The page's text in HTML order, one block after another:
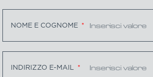
NOME E COGNOME
INDIRIZZO E-MAIL